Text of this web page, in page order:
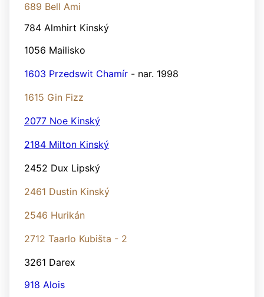
689 Bell Ami
784 Almhirt Kinský
1056 Mailisko
1603 Przedswit Chamír - nar. 1998
1615 Gin Fizz
2077 Noe Kinský
2184 Milton Kinský
2452 Dux Lipský
2461 Dustin Kinský
2546 Hurikán
2712 Taarlo Kubišta - 2
3261 Darex
918 Alois